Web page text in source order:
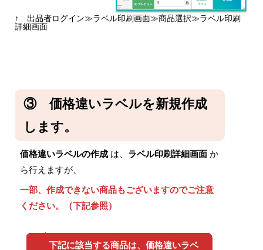
↑ 出品者ログイン≫ラベル印刷画面≫商品選択≫ラベル印刷
詳細画面
③ 価格違いラベルを新規作成
します。
価格違いラベルの作成は、 ラベル印刷詳細画面 か
ら行えますが、
一部、作成できない商品もございますのでご注意
ください。（下記参照）
下記に該当する商品は、 価格違いラベ